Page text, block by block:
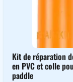
Kit de réparation
en PVC et colle
paddle